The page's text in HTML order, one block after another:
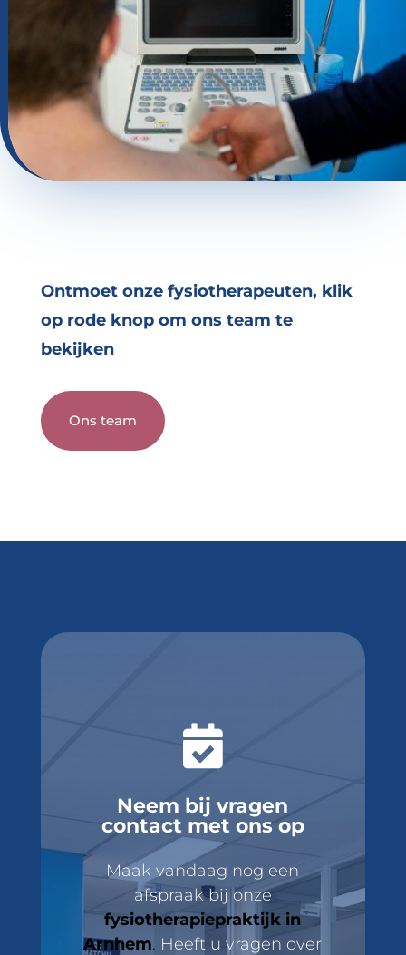
Ontmoet onze fysiotherapeuten, klik
op rode knop om ons team te
bekijken
Ons team

Neem bij vragen
contact met ons op
Maak vandaag nog een
afspraak bij onze
fysiotherapiepraktijk in
Arnhem. Heeft u vragen over